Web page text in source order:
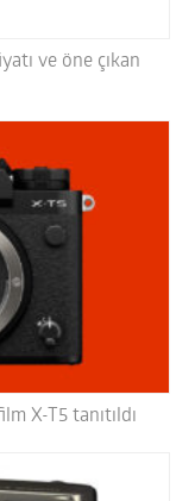
ve öne çıkan
X-T5 tanıtıldı